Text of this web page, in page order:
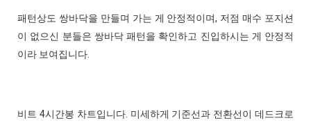
패턴상도 쌍바닥을 만들며 가는 게 안정적이며, 저점 매수 포지션
이 없으신 분들은 쌍바닥 패턴을 확인하고 진입하시는 게 안정적
이라 보여집니다.
비트 4시간봉 차트입니다. 미세하게 기준선과 전환선이 데드크로